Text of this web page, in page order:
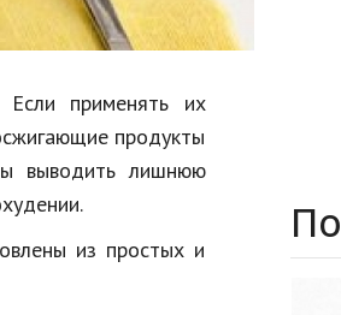
Наука и технологии
применять их
продукты
выводить лишнюю
из простых и